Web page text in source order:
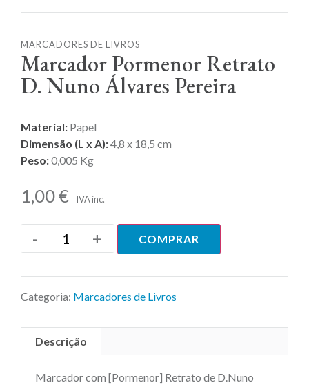
MARCADORES DE LIVROS
Marcador Pormenor Retrato
D. Nuno Álvares Pereira
Material: Papel
Dimensão (L x A):4,8 x 18,5 cm
Peso:0,005 Kg
1,00€ IVA inc.
- + COMPRAR
Categoria: Marcadores de Livros
Descrição
Marcador com [Pormenor] Retrato de D.Nuno